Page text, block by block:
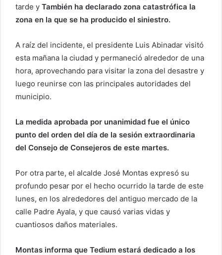
c
o
l
t
r
ó
i
c
o
tarde y También ha declarado zona catastrófica la
zona en la que se ha producido el siniestro.
A raíz del incidente, el presidente Luis Abinadar visitó
esta mañana la ciudad y permaneció alrededor de una
hora, aprovechando para visitar la zona del desastre y
luego reunirse con las principales autoridades del
municipio.
La medida aprobada por unanimidad fue el único
punto del orden del día de la sesión extraordinaria
del Consejo de Consejeros de este martes.
Por otra parte, el alcalde José Montas expresó su
profundo pesar por el hecho ocurrido la tarde de este
lunes, en los alrededores del antiguo mercado de la
calle Padre Ayala, y que causó varias vidas y
cuantiosos daños materiales.
Montas informa que Tedium estará dedicado a los